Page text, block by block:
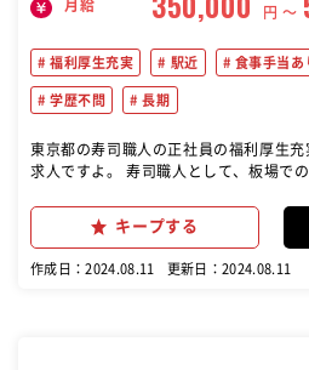
月給 円 〜
福利厚生充実 駅近 食事手当あ
学歴不問 長期
東京都の寿司職人の正社員の福利厚生
求人ですよ。 寿司職人として、板場での仕事全般を担当いただきま
で、さまざまな経験を積んでいただける
きた実力を、存分に発揮してください！
キープする
作成日：2024.08.11 更新日：2024.08.11